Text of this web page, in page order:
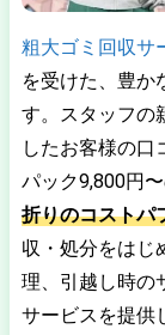
粗大ゴミ回収サ
を受けた、豊か
す。スタッフの
したお客様の口
パック9,800円
折りのコストパ
収・処分をはじ
理、引越し時の
サービスを提供